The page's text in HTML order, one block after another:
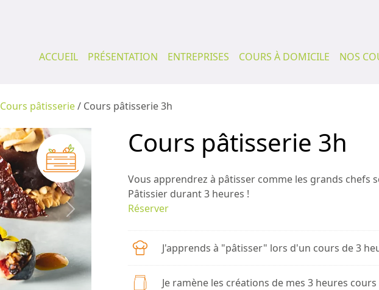
ACCUEIL PRÉSENTATION ENTREPRISES COURS À DOMICILE NOS
Cours pâtisserie/ Cours pâtisserie 3h
Next
Cours pâtisserie 3h
Vous apprendrez à pâtisser comme les grands chefs
Pâtissier durant 3 heures !
Réserver
J'apprends à "pâtisser" lors d'un cours de 3
Je ramène les créations de mes 3 heures